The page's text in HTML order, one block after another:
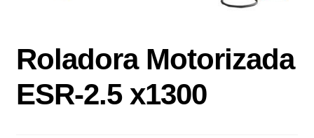
Roladora Motorizada
ESR-2.5 x1300